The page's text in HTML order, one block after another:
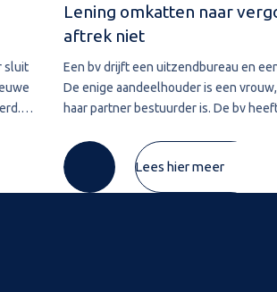
sluit
Lening omkatten naar
aftrek niet
Een bv drijft een uitzendbureau en
De enige aandeelhouder is een
haar partner bestuurder is. De bv
vordering van ruim € 74.000 betreft de
Lees hier meer